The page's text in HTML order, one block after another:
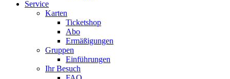
Service
Karten
Ticketshop
Abo
Ermäßigungen
Gruppen
Einführungen
Ihr Besuch